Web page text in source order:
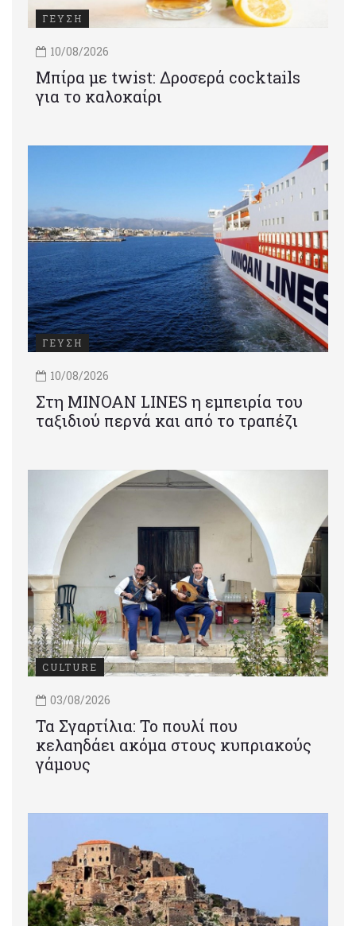
ΓΕΥΣΗ
10/08/2026
Μπίρα με twist: Δροσερά cocktails
για το καλοκαίρι
ΓΕΥΣΗ
10/08/2026
Στη MINOAN LINES η εμπειρία του
ταξιδιού περνά και από το τραπέζι
CULTURE
03/08/2026
Τα Σγαρτίλια: Το πουλί που
κελαηδάει ακόμα στους κυπριακούς
γάμους